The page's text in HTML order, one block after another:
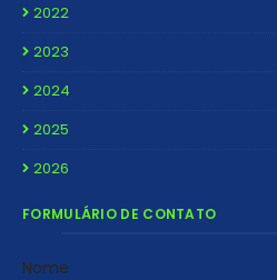
2022
2023
2024
2025
2026
FORMULÁRIO DE CONTATO
Nome